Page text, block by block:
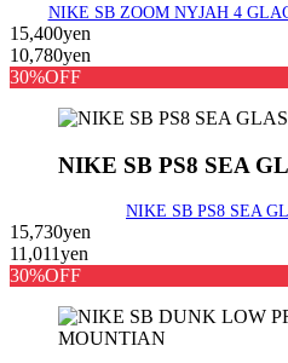
NIKE SB ZOOM NYJAH 4
15,400yen
10,780yen
30%OFF
NIKE SB PS8 SEA
NIKE SB PS8 SEA
15,730yen
11,011yen
30%OFF